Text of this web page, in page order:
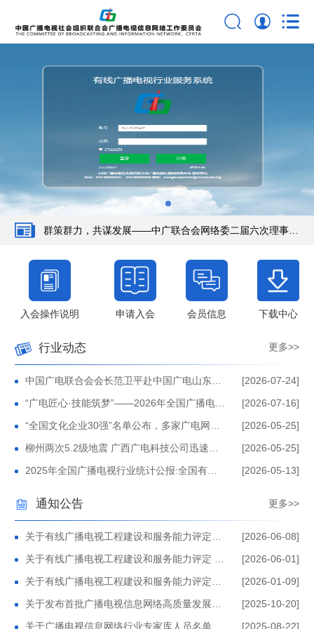
第三届全国有线广播电视机线员职业技能竞赛决赛正式开幕
中广联合会网络委召开第二届理事会第六次会议
中广联合会网络委召开第二届理事会第六次会议广电网络运
营分组会议
群策群力，共谋发展——中广联合会网络委二届六次理事会
广电工程业务分组会议在榕召开
中国广电联合会网络委获第四批中央和国家机关 “四强” 党
支部荣誉称号
中国广电联合会广播电视信息网络委员会荣获第二届“寻乌
杯” 全国广播电视和网络视听行业职工调研能力 竞赛活动三
等奖
探寻历史脉络 感悟民族团结伟力 中国广电联合会网络委党
支部赴民族文化宫“铸牢中华民族共同体意识文物古籍展”开
展主题党日活动
中国广电联合会广播电视信息网络委员会党支部荣获 第四
批中央和国家机关“四强”党支部称号
刘文岚：用广电网络公共服务深层次改革赋能国家文化专网
建设发展
中广联合会广播电视信息网络工作委员会入会申请操作说明
办法（试行）》及正式启动相关能力评定工作的公告
《信息通信营业员国家职业标准》初审会在京召开
中广联合会网络委带队赴江苏有线 开展长三角广电网络一
体化高质量发展交流
围绕国家乡村振兴战略，统筹广电网络电商业务 ——广电
网络行业电商业务座谈交流在上海开展
中广联合会广播电视信息网络委员会赴上海市广电网络协会
调研交流
“国家文化专网建设现场交流会”在苏州顺利召开
推进团体标准化工作，助力行业高质量发展 ——《有线广
入会操作说明 申请入会 会员信息 下载中心
行业动态 更多>>
中国广电联合会会长范卫平赴中国广电山东网
[2026-07-24]
“广电匠心·技能筑梦”——2026年全国广播电视
业员职业技能竞赛启动仪式在
[2026-07-16]
“全国文化企业30强”名单公布，多家广电网络
[2026-05-25]
柳州两次5.2级地震 广西广电科技公司迅速启
[2026-05-25]
2025年全国广播电视行业统计公报:全国有线
[2026-05-13]
通知公告 更多>>
关于有线广播电视工程建设和服务能力评定结
[2026-06-08]
关于有线广播电视工程建设和服务能力评定 定
[2026-06-01]
关于有线广播电视工程建设和服务能力评定结
[2026-01-09]
关于发布首批广播电视信息网络高质量发展案
[2025-10-20]
关于广播电视信息网络行业专家库人员名单的
[2025-08-22]